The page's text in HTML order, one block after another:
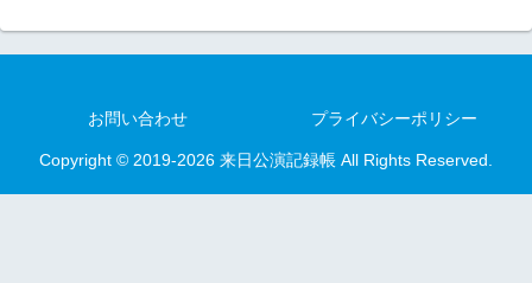
お問い合わせ プライバシーポリシー
Copyright © 2019-2026 来日公演記録帳 All Rights Reserved.